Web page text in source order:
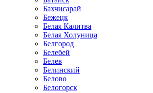
Бахчисарай
Бежецк
Белая Калитва
Белая Холуница
Белгород
Белебей
Белев
Белинский
Белово
Белогорск